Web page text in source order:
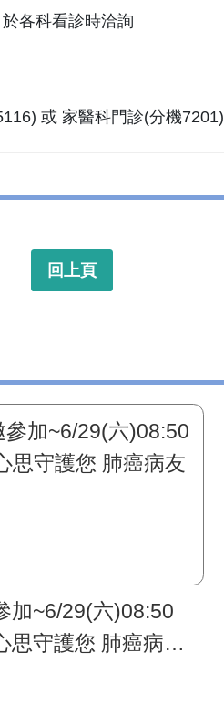
各科看診時洽詢
或 家醫科門診(分機7201)
回上頁
加~6/29(六)08:50
思守護您 肺癌病友